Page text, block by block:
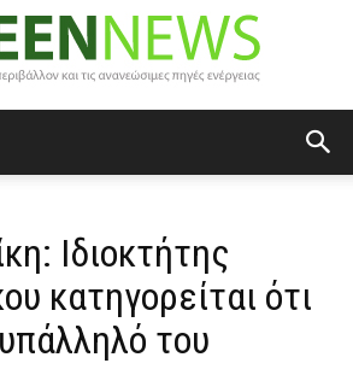
News
Ιδιοκτήτης
κατηγορείται ότι
του